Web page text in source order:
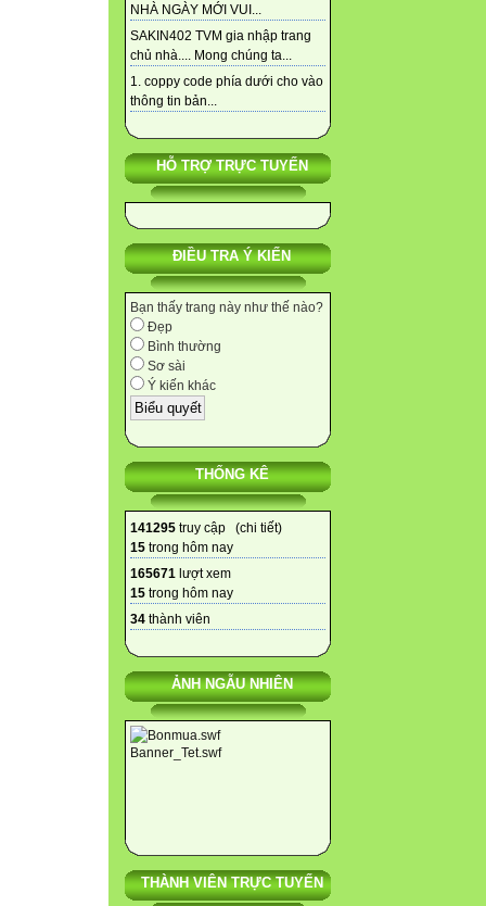
NHÀ NGÀY MỚI VUI...
SAKIN402 TVM gia nhập trang
chủ nhà.... Mong chúng ta...
1. coppy code phía dưới cho vào
thông tin bản...
HỖ TRỢ TRỰC TUYẾN
ĐIỀU TRA Ý KIẾN
Bạn thấy trang này như thế nào?
Đẹp
Bình thường
Sơ sài
Ý kiến khác
THỐNG KÊ
141295 truy cập (chi tiết)
15 trong hôm nay
165671 lượt xem
15 trong hôm nay
34 thành viên
ẢNH NGẪU NHIÊN
THÀNH VIÊN TRỰC TUYẾN